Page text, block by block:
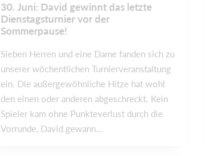
30. Juni: David gewinnt das letzte
Dienstagsturnier vor der
Sommerpause!
Sieben Herren und eine Dame fanden sich zu
unserer wöchentlichen Turnierveranstaltung
ein. Die außergewöhnliche Hitze hat wohl
den einen oder anderen abgeschreckt. Kein
Spieler kam ohne Punkteverlust durch die
Vorrunde, David gewann...